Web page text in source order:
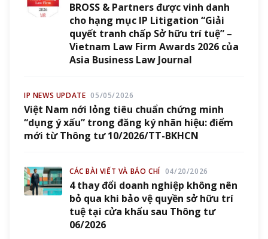
BROSS & Partners được vinh danh
cho hạng mục IP Litigation “Giải
quyết tranh chấp Sở hữu trí tuệ” –
Vietnam Law Firm Awards 2026 của
Asia Business Law Journal
IP NEWS UPDATE 05/05/2026
Việt Nam nới lỏng tiêu chuẩn chứng minh
“dụng ý xấu” trong đăng ký nhãn hiệu: điểm
mới từ Thông tư 10/2026/TT-BKHCN
CÁC BÀI VIẾT VÀ BÁO CHÍ 04/20/2026
4 thay đổi doanh nghiệp không nên
bỏ qua khi bảo vệ quyền sở hữu trí
tuệ tại cửa khẩu sau Thông tư
06/2026